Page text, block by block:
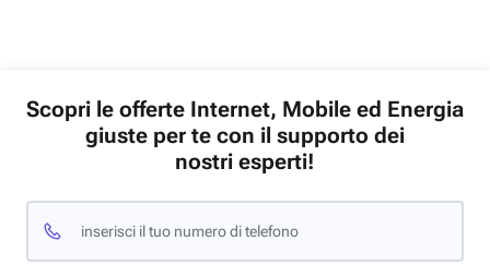
Scopri le offerte Internet, Mobile ed Energia
giuste per te con il supporto dei
nostri esperti!
inserisci il tuo numero di telefono